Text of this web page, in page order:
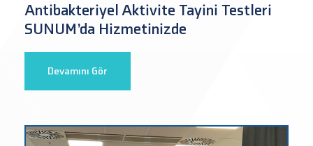
Antibakteriyel Aktivite Tayini Testleri
SUNUM’da Hizmetinizde
Devamını Gör